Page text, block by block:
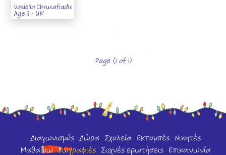
Vasielia Chrusafiadis
Age 8 - UK
Page (1 of 1)
Διαγωνισμός Δώρα Σχολεία Εκπομπές Νικητές
Μαθαίνω Ζωγραφιές Συχνές ερωτήσεις Επικοινωνία